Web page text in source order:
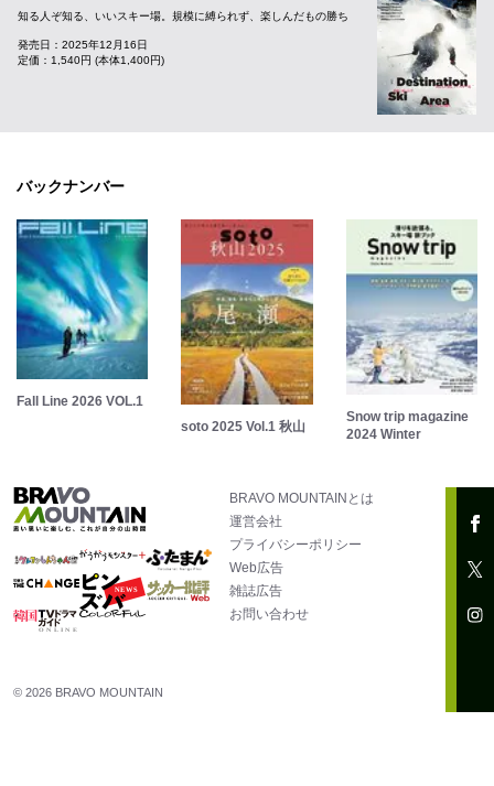
知る人ぞ知る、いいスキー場。規模に縛られず、楽しんだもの勝ち
発売日：2025年12月16日
定価：1,540円 (本体1,400円)
バックナンバー
Fall Line 2026 VOL.1
soto 2025 Vol.1 秋山
Snow trip magazine
2024 Winter
BRAVO MOUNTAINとは
運営会社
プライバシーポリシー
Web広告
雑誌広告
お問い合わせ
© 2026 BRAVO MOUNTAIN